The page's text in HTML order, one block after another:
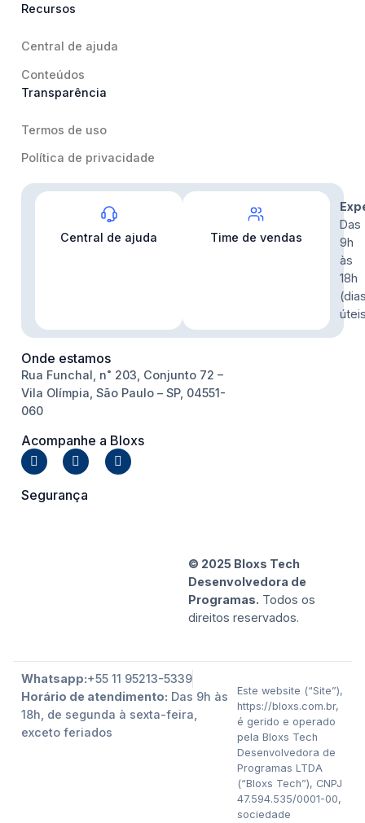
Recursos
Central de ajuda
Conteúdos
Transparência
Termos de uso
Política de privacidade
Central de ajuda Time de vendas
Das
9h
às
18h
Onde estamos
Rua Funchal, n˚ 203, Conjunto 72 –
Vila Olímpia, São Paulo – SP, 04551-
060
Acompanhe a Bloxs
Segurança
© 2025 Bloxs Tech
Desenvolvedora de
Programas. Todos os
direitos reservados.
Whatsapp:+55 11 95213-5339
Horário de atendimento: Das 9h às
18h, de segunda à sexta-feira,
exceto feriados
Este website (“Site”),
https://bloxs.com.br,
é gerido e operado
pela Bloxs Tech
Desenvolvedora de
Programas LTDA
(“Bloxs Tech”), CNPJ
47.594.535/0001-00,
sociedade